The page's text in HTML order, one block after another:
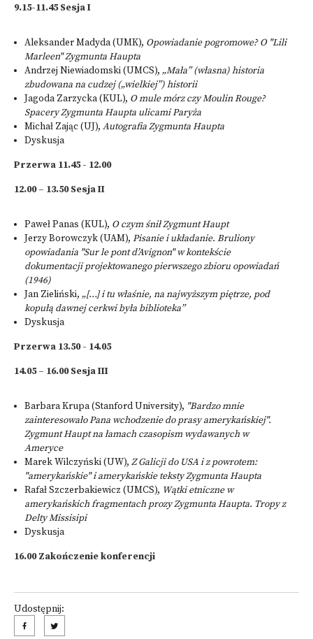
9.15-11.45 Sesja I
Aleksander Madyda (UMK), Opowiadanie pogromowe? O "Lili
Marleen" Zygmunta Haupta
Andrzej Niewiadomski (UMCS), „Mała” (własna) historia
zbudowana na cudzej („wielkiej”) historii
Jagoda Zarzycka (KUL), O mule mórz czy Moulin Rouge?
Spacery Zygmunta Haupta ulicami Paryża
Michał Zając (UJ), Autografia Zygmunta Haupta
Dyskusja
Przerwa 11.45 - 12.00
12.00 – 13.50 Sesja II
Paweł Panas (KUL), O czym śnił Zygmunt Haupt
Jerzy Borowczyk (UAM), Pisanie i układanie. Bruliony
opowiadania "Sur le pont d’Avignon" w kontekście
dokumentacji projektowanego pierwszego zbioru opowiadań
(1946)
Jan Zieliński, „[…] i tu właśnie, na najwyższym piętrze, pod
kopułą dawnej cerkwi była biblioteka”
Dyskusja
Przerwa 13.50 - 14.05
14.05 – 16.00 Sesja III
Barbara Krupa (Stanford University), "Bardzo mnie
zainteresowało Pana wchodzenie do prasy amerykańskiej".
Zygmunt Haupt na łamach czasopism wydawanych w
Ameryce
Marek Wilczyński (UW), Z Galicji do USA i z powrotem:
"amerykańskie" i amerykańskie teksty Zygmunta Haupta
Rafał Szczerbakiewicz (UMCS), Wątki etniczne w
amerykańskich fragmentach prozy Zygmunta Haupta. Tropy z
Delty Missisipi
Dyskusja
16.00 Zakończenie konferencji
Udostępnij: